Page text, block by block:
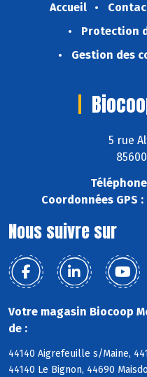
Accueil
Protection
Gestion des
5 rue
Coordonnées GPS :
Nous suivre sur
Votre magasin Biocoop
de :
44140 Aigrefeuille s/Maine,
44140 Le Bignon, 44690